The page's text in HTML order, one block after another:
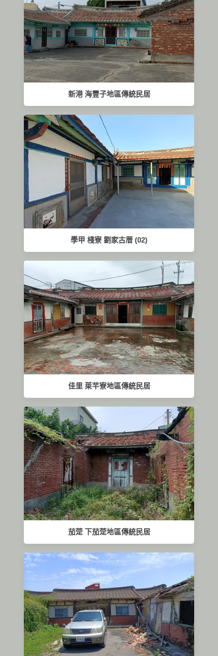
新港 海豐子地區傳統民居
學甲 棧寮 劉家古厝 (02)
佳里 萊芉寮地區傳統民居
茄萣 下茄萣地區傳統民居